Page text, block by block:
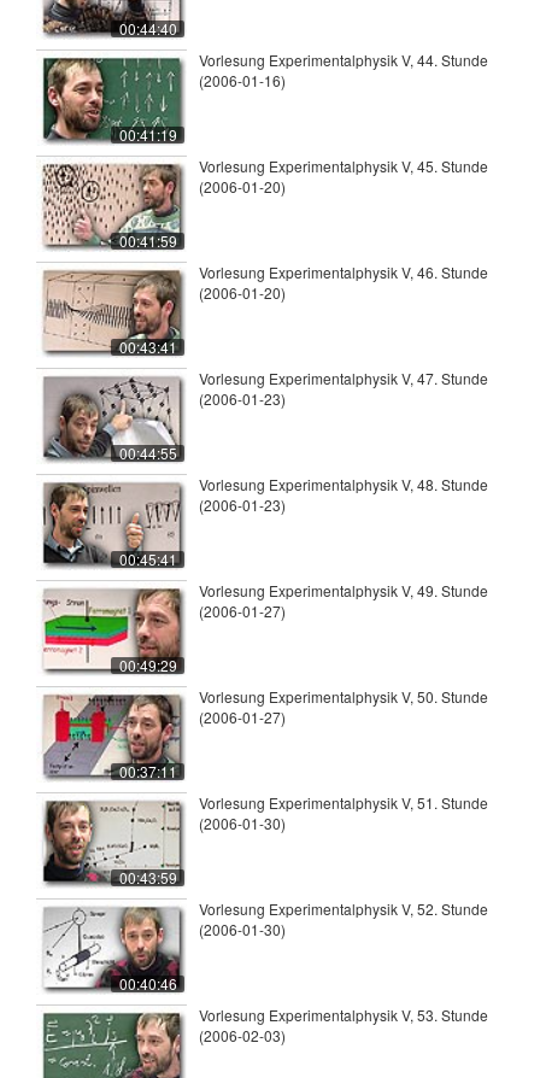
00:44:40
00:41:19
Vorlesung Experimentalphysik V, 44. Stunde
(2006-01-16)
00:41:59
Vorlesung Experimentalphysik V, 45. Stunde
(2006-01-20)
00:43:41
Vorlesung Experimentalphysik V, 46. Stunde
(2006-01-20)
00:44:55
Vorlesung Experimentalphysik V, 47. Stunde
(2006-01-23)
00:45:41
Vorlesung Experimentalphysik V, 48. Stunde
(2006-01-23)
00:49:29
Vorlesung Experimentalphysik V, 49. Stunde
(2006-01-27)
00:37:11
Vorlesung Experimentalphysik V, 50. Stunde
(2006-01-27)
00:43:59
Vorlesung Experimentalphysik V, 51. Stunde
(2006-01-30)
00:40:46
Vorlesung Experimentalphysik V, 52. Stunde
(2006-01-30)
Vorlesung Experimentalphysik V, 53. Stunde
(2006-02-03)